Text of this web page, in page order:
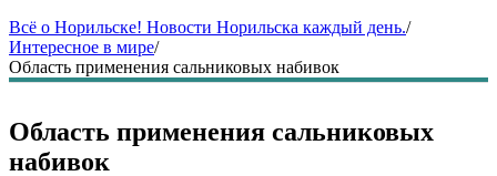
Всё о Норильске! Новости Норильска каждый день./
Интересное в мире/
Область применения сальниковых набивок
Область применения сальниковых
набивок